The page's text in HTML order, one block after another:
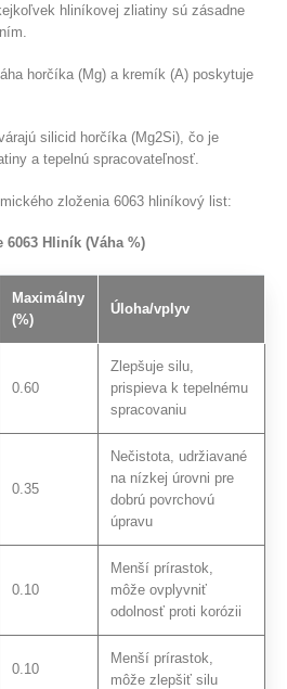
hliníkovej zliatiny sú zásadne
horčíka (Mg) a kremík (A) poskytuje
silicid horčíka (Mg2Si), čo je
a tepelnú spracovateľnosť.
zloženia 6063 hliníkový list:
Hliník (Váha %)
Maximálny
(%)
Úloha/vplyv
0.60
Zlepšuje silu,
prispieva k tepelnému
spracovaniu
0.35
Nečistota, udržiavané
na nízkej úrovni pre
dobrú povrchovú
úpravu
0.10
Menší prírastok,
môže ovplyvniť
odolnosť proti korózii
0.10
Menší prírastok,
môže zlepšiť silu